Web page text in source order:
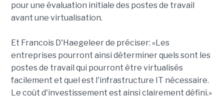
pour une évaluation initiale des postes de travail
avant une virtualisation.
Et Francois D'Haegeleer de préciser: «Les
entreprises pourront ainsi déterminer quels sont les
postes de travail qui pourront être virtualisés
facilement et quel est l'infrastructure IT nécessaire.
Le coût d'investissement est ainsi clairement défini.»